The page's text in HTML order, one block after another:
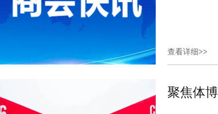
查看详细>>
聚焦体